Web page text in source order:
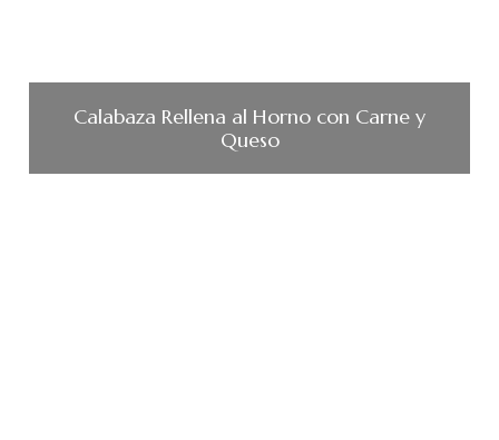
Calabaza Rellena al Horno con Carne y
Queso